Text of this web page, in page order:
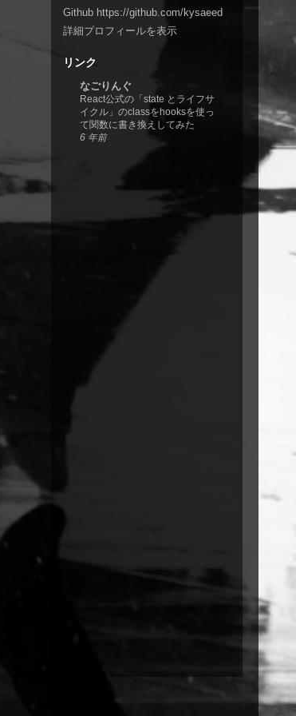
Github https://github.com/kysaeed
詳細プロフィールを表示
リンク
なごりんぐ
React公式の「state とライフサ
イクル」のclassをhooksを使っ
て関数に書き換えしてみた
6 年前